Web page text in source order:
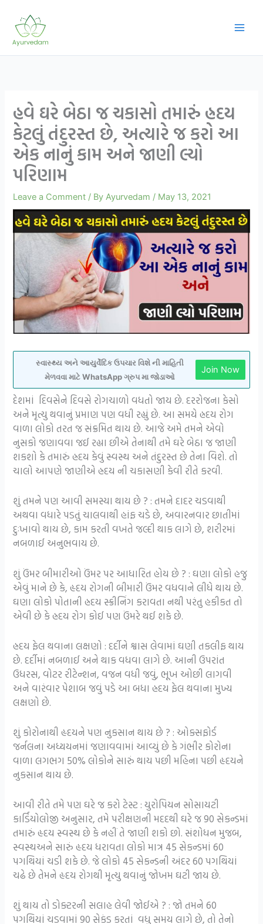
content
હવે ઘરે બેઠા જ ચકાસો તમારું હ્રદય
કેટલું તંદુરસ્ત છે, અત્યારે જ કરો આ
એક નાનું કામ અને જાણી લ્યો
પરિણામ
Leave a Comment / ByAyurvedam / May 13, 2021
સ્વાસ્થ્ય અને આયુર્વેદિક ઉપચાર વિશે ની માહિતી
મેળવવા માટે WhatsApp ગ્રુપ મા જોડાઓ
Join Now
દેશમાં દિવસેને દિવસે રોગચાળો વધતો જાય છે. દરરોજના કેસો
અને મૃત્યુ થવાનું પ્રમાણ પણ વધી રહ્યું છે. આ સમયે હ્રદય રોગ
વાળા લોકો તરત જ સંક્રમિત થાય છે. આજે અમે તમને એવો
નુસકો જણાવવા જઈ રહ્યા છીએ તેનાથી તમે ઘરે બેઠા જ જાણી
શકશો કે તમારું હ્રદય કેવું સ્વસ્થ અને તંદુરસ્ત છે તેના વિશે. તો
ચાલો આપણે જાણીએ હ્રદય ની ચકાસણી કેવી રીતે કરવી.
શું તમને પણ આવી સમસ્યા થાય છે ? : તમને દાદર ચડવાથી
અથવા વધારે પડતું ચાલવાથી હાંફ ચડે છે, અવારનવાર છાતીમાં
દુઃખાવો થાય છે, કામ કરતી વખતે જલ્દી થાક લાગે છે, શરીરમાં
નબળાઈ અનુભવાય છે.
શું ઉંમર બીમારીઓ ઉંમર પર આધારિત હોય છે ? : ઘણા લોકો હજુ
એવું માને છે કે, હૃદય રોગની બીમારી ઉંમર વધવાને લીધે થાય છે.
ઘણા લોકો પોતાની હ્રદય સ્ક્રીનિંગ કરાવતા નથી પરંતુ હકીકત તો
એવી છે કે હ્રદય રોગ કોઈ પણ ઉંમરે થઈ શકે છે.
હ્રદય ફેલ થવાના લક્ષણો : દર્દીને શ્વાસ લેવામાં ઘણી તકલીફ થાય
છે. દર્દીમાં નબળાઈ અને થાક વધવા લાગે છે. આની ઉપરાંત
ઉધરસ, વોટર રીટેન્શન, વજન વધી જવું, ભૂખ ઓછી લાગવી
અને વારંવાર પેશાબ જવું પડે આ બધા હ્રદય ફેલ થવાના મુખ્ય
લક્ષણો છે.
શું કોરોનાથી હૃદયને પણ નુકસાન થાય છે ? : ઓક્સફોર્ડ
જર્નલના અધ્યયનમાં જણાવવામાં આવ્યું છે કે ગંભીર કોરોના
વાળા લગભગ 50% લોકોને સારું થાય પછી મહિના પછી હૃદયને
નુકસાન થાય છે.
આવી રીતે તમે પણ ઘરે જ કરો ટેસ્ટ : યુરોપિયન સોસાયટી
કાર્ડિયોલોજી અનુસાર, તમે પરીક્ષણની મદદથી ઘરે જ 90 સેકન્ડમાં
તમારું હૃદય સ્વસ્થ છે કે નહીં તે જાણી શકો છો. સંશોધન મુજબ,
સ્વસ્થઅને સારું હૃદય ધરાવતા લોકો માત્ર 45 સેકન્ડમાં 60
પગથિયાં ચડી શકે છે. જે લોકો 45 સેકન્ડની અંદર 60 પગથિયાં
ચઢે છે તેમને હૃદય રોગથી મૃત્યુ થવાનું જોખમ ઘટી જાય છે.
શું થાય તો ડોક્ટરની સલાહ લેવી જોઈએ ? : જો તમને 60
પગથિયાં ચડવામાં 90 સેકંડ કરતાં વધુ સમય લાગે છે, તો તેનો